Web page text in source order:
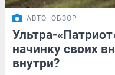
АВТО ОБЗОР
Ультра-
начинку своих
внутри?